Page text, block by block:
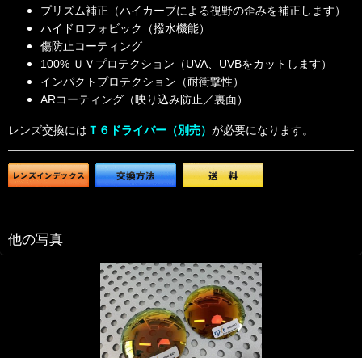
プリズム補正（ハイカーブによる視野の歪みを補正します）
ハイドロフォビック（撥水機能）
傷防止コーティング
100% ＵＶプロテクション（UVA、UVBをカットします）
インパクトプロテクション（耐衝撃性）
ARコーティング（映り込み防止／裏面）
レンズ交換には Ｔ６ドライバー（別売） が必要になります。
他の写真